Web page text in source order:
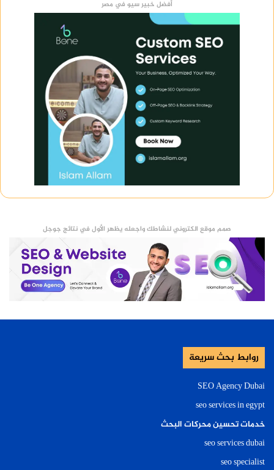
أفضل خبير سيو في مصر
صمم موقع الكتروني لنشاطك واجعله يظهر الأول في نتائج جوجل
روابط بحث سريعة
SEO Agency Dubai
seo services in egypt
خدمات تحسين محركات البحث
seo services dubai
seo specialist